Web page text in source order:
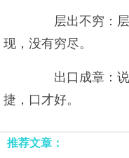
层出不穷：层
现，没有穷尽。
出口成章：说
捷，口才好。
推荐文章：